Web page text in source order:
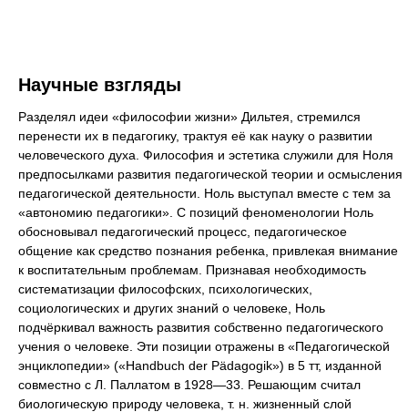
Научные взгляды
Разделял идеи «философии жизни» Дильтея, стремился
перенести их в педагогику, трактуя её как науку о развитии
человеческого духа. Философия и эстетика служили для Ноля
предпосылками развития педагогической теории и осмысления
педагогической деятельности. Ноль выступал вместе с тем за
«автономию педагогики». С позиций феноменологии Ноль
обосновывал педагогический процесс, педагогическое
общение как средство познания ребенка, привлекая внимание
к воспитательным проблемам. Признавая необходимость
систематизации философских, психологических,
социологических и других знаний о человеке, Ноль
подчёркивал важность развития собственно педагогического
учения о человеке. Эти позиции отражены в «Педагогической
энциклопедии» («Handbuch der Pädagogik») в 5 тт, изданной
совместно с Л. Паллатом в 1928—33. Решающим считал
биологическую природу человека, т. н. жизненный слой